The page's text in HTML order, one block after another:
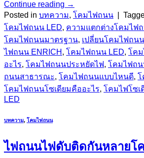
Continue reading →
Posted in บทความ, โคมไฟถนน
โคมไฟถนน LED, ความแตกต่างโคมไฟ
โคมไฟถนนมาตรฐาน, เปลี่ยนโคมไฟถนน
ไฟถนน ENRICH , โคมไฟถนน LED, โค
อะไร, โคมไฟถนนประหยัดไฟ, โคมไฟถ
ถนนสาธารณะ, โคมไฟถนนแบบไหนดี, โ
โคมไฟถนนโซเดียมคืออะไร, โคมไฟโซเ
LED
บทความ, โคมไฟถนน
ไฟถนนไฟดับติดกันหลายโ